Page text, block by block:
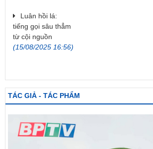
Luân hồi lá:
tiếng gọi sâu thẳm
từ cội nguồn
(15/08/2025 16:56)
TÁC GIẢ - TÁC PHẨM